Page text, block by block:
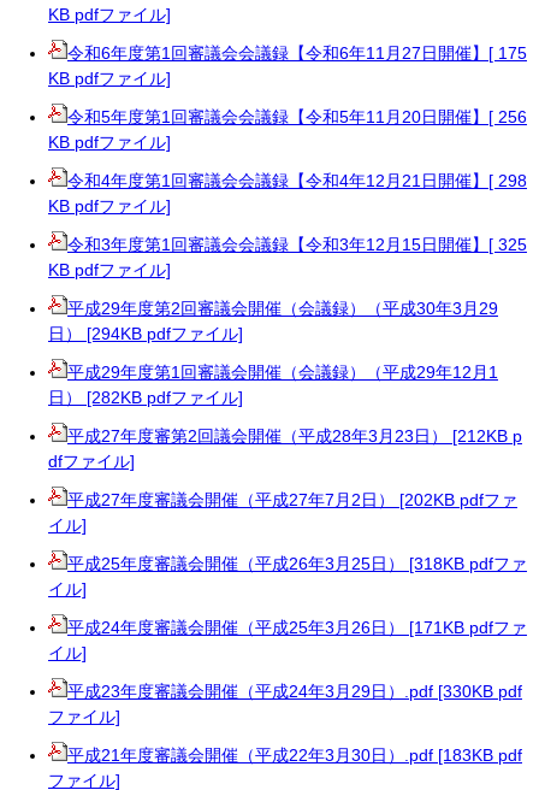
KB pdfファイル]
令和6年度第1回審議会会議録【令和6年11月27日開催】[ 175
KB pdfファイル]
令和5年度第1回審議会会議録【令和5年11月20日開催】[ 256
KB pdfファイル]
令和4年度第1回審議会会議録【令和4年12月21日開催】[ 298
KB pdfファイル]
令和3年度第1回審議会会議録【令和3年12月15日開催】[ 325
KB pdfファイル]
平成29年度第2回審議会開催（会議録）（平成30年3月29
日） [294KB pdfファイル]
平成29年度第1回審議会開催（会議録）（平成29年12月1
日） [282KB pdfファイル]
平成27年度審第2回議会開催（平成28年3月23日） [212KB p
dfファイル]
平成27年度審議会開催（平成27年7月2日） [202KB pdfファ
イル]
平成25年度審議会開催（平成26年3月25日） [318KB pdfファ
イル]
平成24年度審議会開催（平成25年3月26日） [171KB pdfファ
イル]
平成23年度審議会開催（平成24年3月29日）.pdf [330KB pdf
ファイル]
平成21年度審議会開催（平成22年3月30日）.pdf [183KB pdf
ファイル]